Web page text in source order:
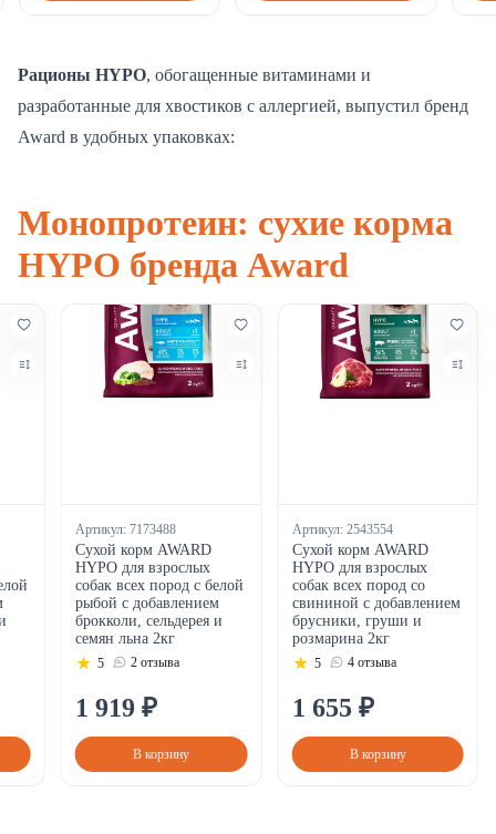
Рационы HYPO, обогащенные витаминами и
разработанные для хвостиков с аллергией, выпустил бренд
Award в удобных упаковках:
Монопротеин: сухие корма
HYPO бренда Award
Артикул:7173488
Сухой корм AWARD
HYPO для взрослых
собак всех пород с белой
рыбой с добавлением
брокколи, сельдерея и
семян льна 2кг
5 2 отзыва
1 919 ₽
В корзину
Артикул: 2543554
Сухой корм AWARD
HYPO для взрослых
собак всех пород со
свининой с добавлением
брусники, груши и
розмарина 2кг
5 4 отзыва
1 655 ₽
В корзину